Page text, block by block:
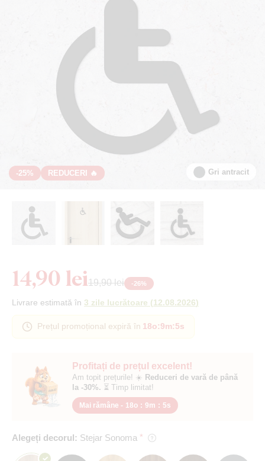
-25% REDUCERI 🔥 Gri antracit
Profitați de prețul excelent!
Am topit prețurile! ☀️ Reduceri de vară de până
la -30%. ⏳ Timp limitat!
Mai rămâne - 18o : 9m : 4s
Alegeți decorul: Stejar Sonoma
14,90 lei19,90 lei -26%
Livrare estimată în 3 zile lucrătoare (12.08.2026)
Prețul promoțional expiră în 18o:9m:4s